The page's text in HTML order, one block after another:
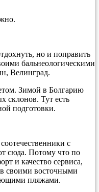
но и поправить
бальнеологическими
Велинград.
Зимой в Болгарию
склонов. Тут есть
подготовки.
с
сюда. Потому что по
и качество сервиса,
своими восточными
пляжами.